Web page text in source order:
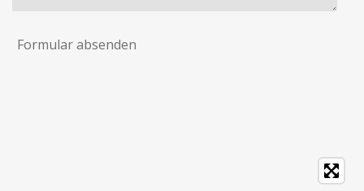
Formular absenden